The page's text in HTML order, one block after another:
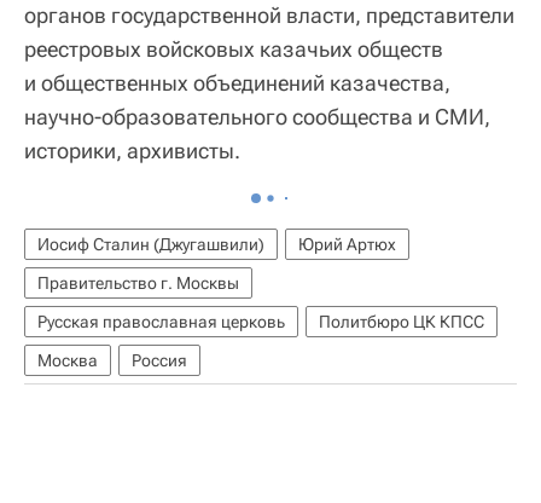
органов государственной власти, представители
реестровых войсковых казачьих обществ
и общественных объединений казачества,
научно-образовательного сообщества и СМИ,
историки, архивисты.
Иосиф Сталин (Джугашвили)
Юрий Артюх
Правительство г. Москвы
Русская православная церковь
Политбюро ЦК КПСС
Москва
Россия